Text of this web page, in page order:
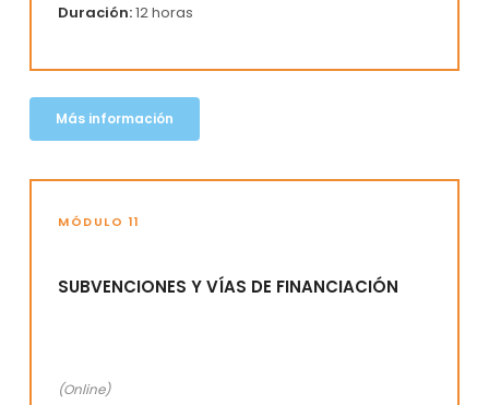
Duración:12 horas
Más información
MÓDULO 11
SUBVENCIONES Y VÍAS DE FINANCIACIÓN
(Online)